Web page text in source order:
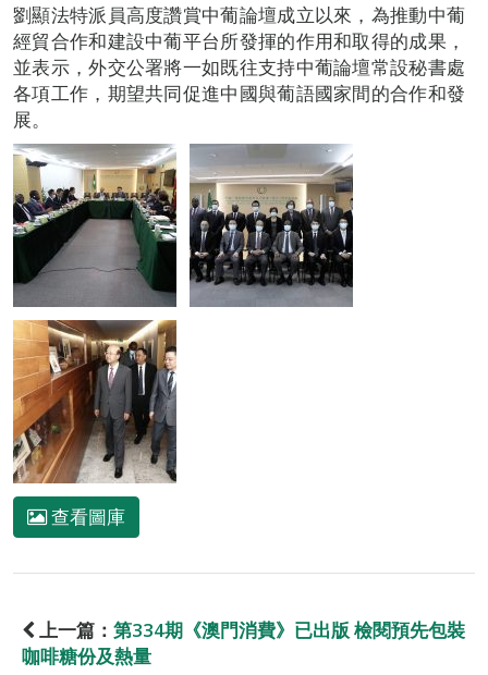
劉顯法特派員高度讚賞中葡論壇成立以來，為推動中葡
經貿合作和建設中葡平台所發揮的作用和取得的成果，
並表示，外交公署將一如既往支持中葡論壇常設秘書處
各項工作，期望共同促進中國與葡語國家間的合作和發
展。
查看圖庫
上一篇： 第334期《澳門消費》已出版 檢閱預先包裝
咖啡糖份及熱量